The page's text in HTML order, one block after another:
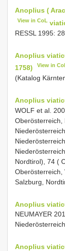
Anoplius (
View in CoL
RESSL 1995:
Anoplius
1758)
View in
(Katalog
Anoplius
WOLF et al.
Oberösterreich,
Nordtirol), 74 (
Oberösterreich,
Salzburg,
Anoplius
NEUMAYER
Anoplius